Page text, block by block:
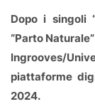
Dopo i singoli
“Parto
Ingrooves/
piattaforme
2024.